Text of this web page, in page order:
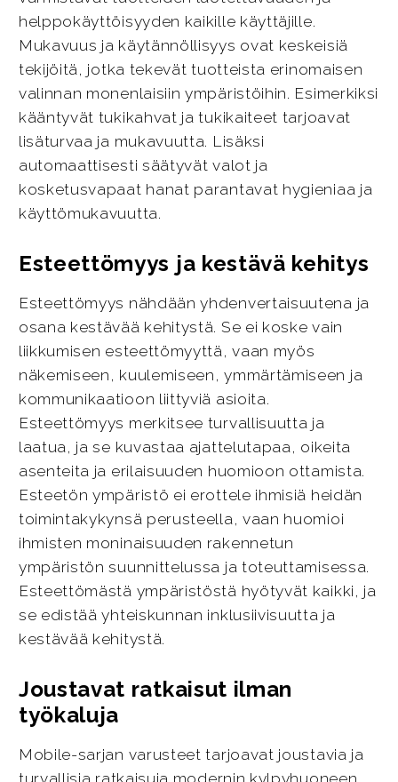
helppokäyttöisyyden kaikille käyttäjille.
Mukavuus ja käytännöllisyys ovat keskeisiä
tekijöitä, jotka tekevät tuotteista erinomaisen
valinnan monenlaisiin ympäristöihin. Esimerkiksi
kääntyvät tukikahvat ja tukikaiteet tarjoavat
lisäturvaa ja mukavuutta. Lisäksi
automaattisesti säätyvät valot ja
kosketusvapaat hanat parantavat hygieniaa ja
käyttömukavuutta.
Esteettömyys ja kestävä kehitys
Esteettömyys nähdään yhdenvertaisuutena ja
osana kestävää kehitystä. Se ei koske vain
liikkumisen esteettömyyttä, vaan myös
näkemiseen, kuulemiseen, ymmärtämiseen ja
kommunikaatioon liittyviä asioita.
Esteettömyys merkitsee turvallisuutta ja
laatua, ja se kuvastaa ajattelutapaa, oikeita
asenteita ja erilaisuuden huomioon ottamista.
Esteetön ympäristö ei erottele ihmisiä heidän
toimintakykynsä perusteella, vaan huomioi
ihmisten moninaisuuden rakennetun
ympäristön suunnittelussa ja toteuttamisessa.
Esteettömästä ympäristöstä hyötyvät kaikki, ja
se edistää yhteiskunnan inklusiivisuutta ja
kestävää kehitystä.
Joustavat ratkaisut ilman
työkaluja
Mobile-sarjan varusteet tarjoavat joustavia ja